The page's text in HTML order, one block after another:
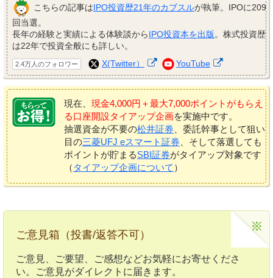
こちらの記事はIPO投資歴21年のカブスルが執筆。IPOに209
回当選。
長年の経験と実績による体験談からIPO投資本を出版。株式投資歴
は22年で投資全般にも詳しい。
2.4万人のフォロワー X(Twitter） YouTube
現在、 現金4,000円＋最大7,000ポイントがもらえ
る口座開設タイアップ企画を実施中です。
抽選資金が不要の松井証券、委託幹事として狙い
目の三菱UFJ eスマート証券、そして落選しても
ポイントが貯まるSBI証券がタイアップ対象です
（ タイアップ企画について ）
ご意見箱（投書/返答不可）
ご意見、ご要望、ご感想などお気軽にお寄せくださ
い。ご意見がダイレクトに届きます。